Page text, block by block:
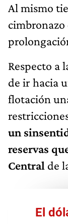
Al mismo
Respecto a
de ir hacia
flotación
un
reservas
Central de
El